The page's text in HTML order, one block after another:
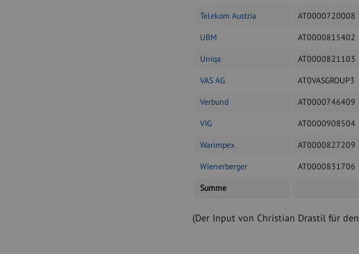
Summe
Telekom Austria AT0000720008
UBM AT0000815402
Uniqa AT0000821103
VAS AG AT0VASGROUP3
Verbund AT0000746409
VIG AT0000908504
Warimpex AT0000827209
Wienerberger AT0000831706
(Der Input von Christian Drastil für den